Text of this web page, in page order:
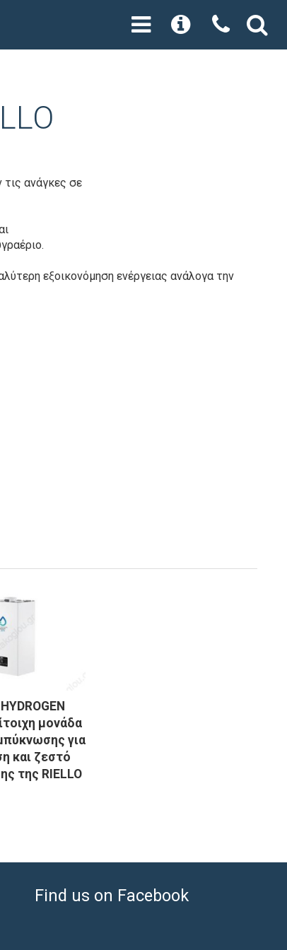
τις ανάγκες σε
εξοικονόμηση ενέργειας ανάλογα την
μονάδα
για
και ζεστό
της RIELLO
Find us on Facebook